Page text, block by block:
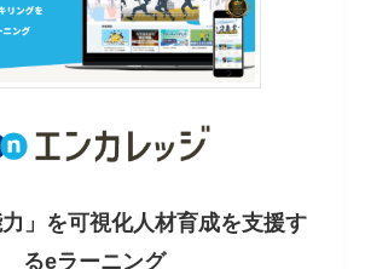
力」を可視化人材育成を支援す
るeラーニング